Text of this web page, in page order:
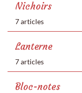
Nichoirs
7 articles
Lanterne
7 articles
Bloc-notes